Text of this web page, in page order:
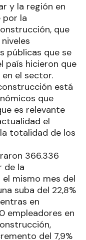
y la región en
por la
que
públicas que se
país hicieron que
el sector.
está
que
es relevante
el
totalidad de los
366.336
de la
mismo mes del
suba del 22,8%
en
empleadores en
del 7,9%